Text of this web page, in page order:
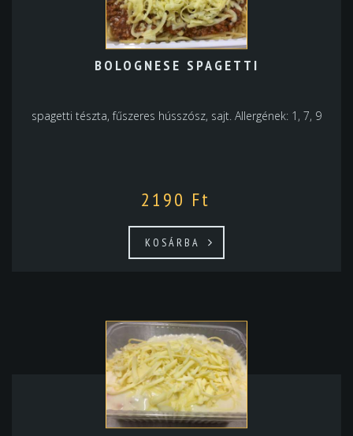
BOLOGNESE SPAGETTI
spagetti tészta, fűszeres hússzósz, sajt. Allergének: 1, 7, 9
2190 Ft
KOSÁRBA